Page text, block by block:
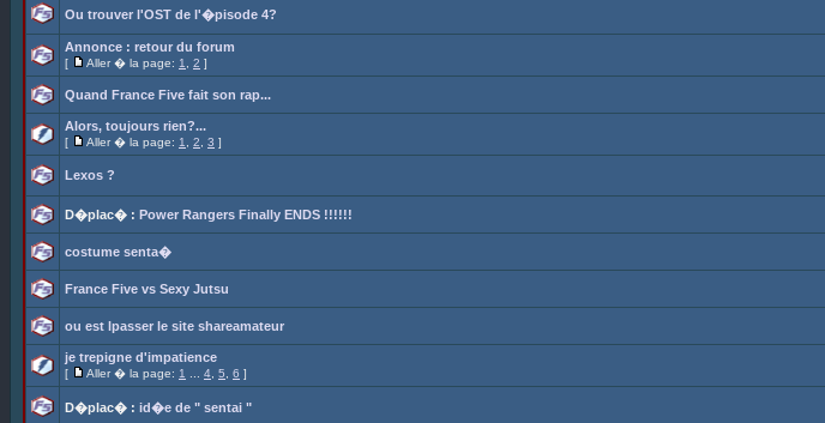
Ou trouver l'OST de l'�pisode 4?
Annonce : retour du forum
[ Aller � la page: 1 2 ]
Quand France Five fait son rap...
Alors, toujours rien?...
[ Aller � la page: 1 2 3 ]
Lexos ?
D�plac� : Power Rangers Finally ENDS !!!!!!
costume senta�
France Five vs Sexy Jutsu
ou est lpasser le site shareamateur
je trepigne d'impatience
[ Aller � la page: 1 4 5 6 ]
D�plac� : id�e de " sentai "